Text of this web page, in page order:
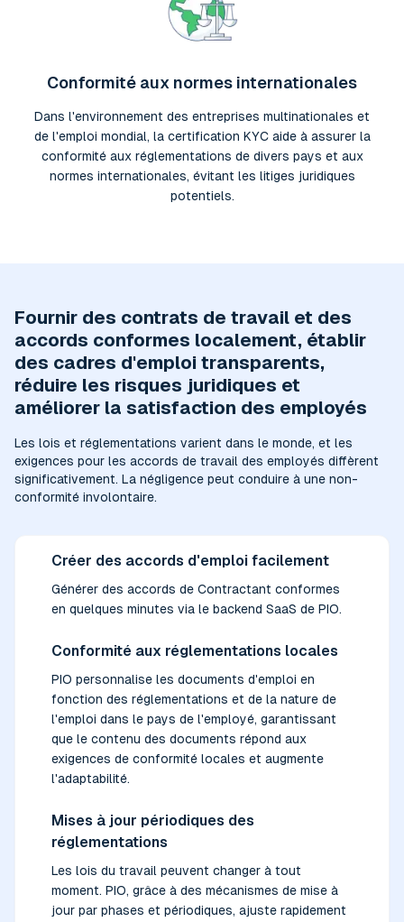
Conformité aux normes internationales
Dans l'environnement des entreprises multinationales et
de l'emploi mondial, la certification KYC aide à assurer la
conformité aux réglementations de divers pays et aux
normes internationales, évitant les litiges juridiques
potentiels.
Fournir des contrats de travail et des
accords conformes localement, établir
des cadres d'emploi transparents,
réduire les risques juridiques et
améliorer la satisfaction des employés
Les lois et réglementations varient dans le monde, et les
exigences pour les accords de travail des employés diffèrent
significativement. La négligence peut conduire à une non-
conformité involontaire.
Créer des accords d'emploi facilement
Générer des accords de Contractant conformes
en quelques minutes via le backend SaaS de PIO.
Conformité aux réglementations locales
PIO personnalise les documents d'emploi en
fonction des réglementations et de la nature de
l'emploi dans le pays de l'employé, garantissant
que le contenu des documents répond aux
exigences de conformité locales et augmente
l'adaptabilité.
Mises à jour périodiques des
réglementations
Les lois du travail peuvent changer à tout
moment. PIO, grâce à des mécanismes de mise à
jour par phases et périodiques, ajuste rapidement